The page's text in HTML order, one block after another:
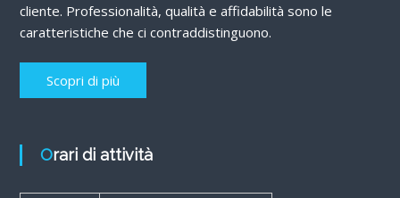
cliente. Professionalità, qualità e affidabilità sono le
caratteristiche che ci contraddistinguono.
Scopri di più
Orari di attività